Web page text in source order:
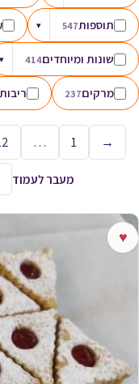
תוספות547
▾
שונות ומיוחדים414
▾
מרקים237 ריבות
→
1
…
מעבר לעמוד
♥